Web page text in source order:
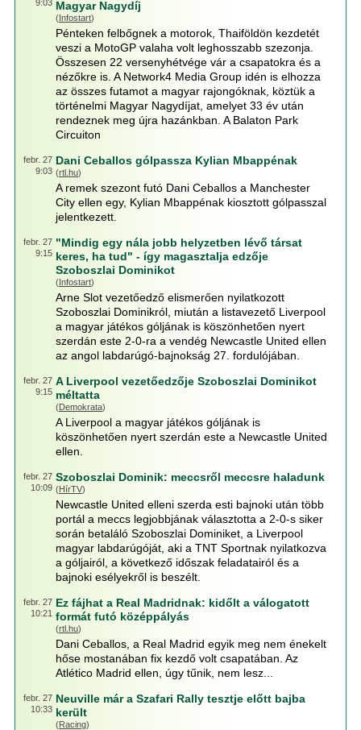
9:03 Magyar Nagydíj
(Infostart)
Pénteken felbőgnek a motorok, Thaiföldön kezdetét
veszi a MotoGP valaha volt leghosszabb szezonja.
Összesen 22 versenyhétvége vár a csapatokra és a
nézőkre is. A Network4 Media Group idén is elhozza
az összes futamot a magyar rajongóknak, köztük a
történelmi Magyar Nagydíjat, amelyet 33 év után
rendeznek meg újra hazánkban. A Balaton Park
Circuiton
febr. 27
9:03
Dani Ceballos gólpassza Kylian Mbappénak
(rtl.hu)
A remek szezont futó Dani Ceballos a Manchester
City ellen egy, Kylian Mbappénak kiosztott gólpasszal
jelentkezett.
febr. 27
9:15
"Mindig egy nála jobb helyzetben lévő társat
keres, ha tud" - így magasztalja edzője
Szoboszlai Dominikot
(Infostart)
Arne Slot vezetőedző elismerően nyilatkozott
Szoboszlai Dominikról, miután a listavezető Liverpool
a magyar játékos góljának is köszönhetően nyert
szerdán este 2-0-ra a vendég Newcastle United ellen
az angol labdarúgó-bajnokság 27. fordulójában.
febr. 27
9:15
A Liverpool vezetőedzője Szoboszlai Dominikot
méltatta
(Demokrata)
A Liverpool a magyar játékos góljának is
köszönhetően nyert szerdán este a Newcastle United
ellen.
febr. 27
10:09
Szoboszlai Dominik: meccsről meccsre haladunk
(HírTV)
Newcastle United elleni szerda esti bajnoki után több
portál a meccs legjobbjának választotta a 2-0-s siker
során betaláló Szoboszlai Dominiket, a Liverpool
magyar labdarúgóját, aki a TNT Sportnak nyilatkozva
a góljairól, a következő időszak feladatairól és a
bajnoki esélyekről is beszélt.
febr. 27
10:21
Ez fájhat a Real Madridnak: kidőlt a válogatott
formát futó középpályás
(rtl.hu)
Dani Ceballos, a Real Madrid egyik meg nem énekelt
hőse mostanában fix kezdő volt csapatában. Az
Atlético Madrid ellen, úgy tűnik, nem lesz...
febr. 27
10:33
Neuville már a Szafari Rally tesztje előtt bajba
került
(Racing)